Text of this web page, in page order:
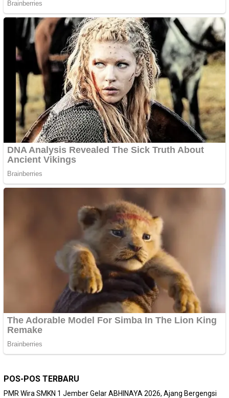
POS-POS TERBARU
PMR Wira SMKN 1 Jember Gelar ABHINAYA 2026, Ajang Bergengsi